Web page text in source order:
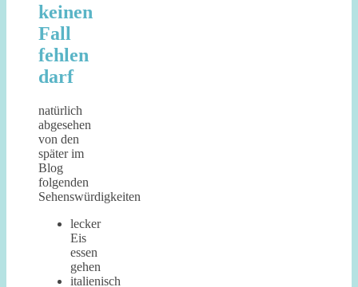
keinen
Fall
fehlen
darf
natürlich
abgesehen
von den
später im
Blog
folgenden
Sehenswürdigkeiten
lecker
Eis
essen
gehen
italienisch